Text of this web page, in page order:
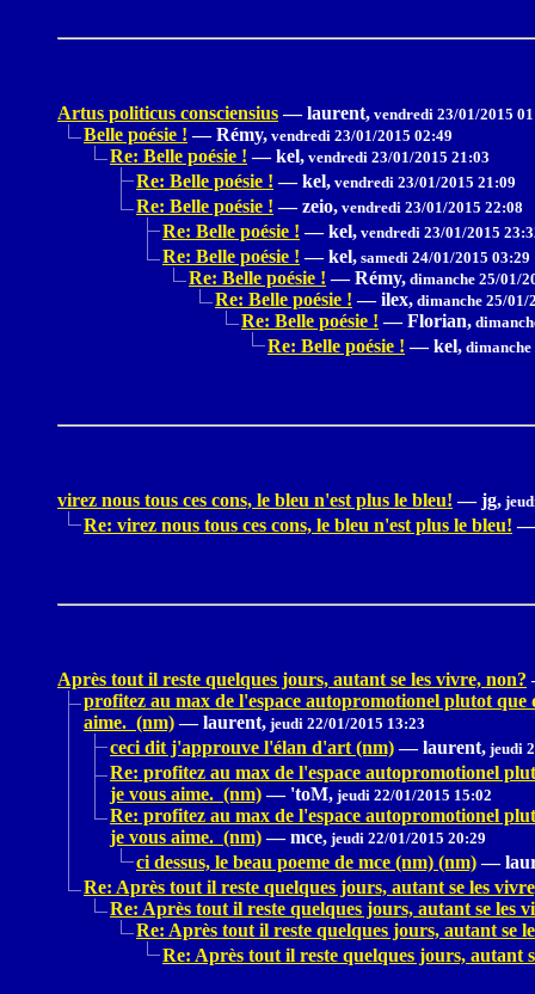
Artus politicus consciensius — laurent, vendredi 23/01/2015
Belle poésie ! — Rémy, vendredi 23/01/2015 02:49
Re: Belle poésie ! — kel, vendredi 23/01/2015 21:03
Re: Belle poésie ! — kel, vendredi 23/01/2015 21:09
Re: Belle poésie ! — zeio, vendredi 23/01/2015 22:08
Re: Belle poésie ! — kel, vendredi 23/01/2015
Re: Belle poésie ! — kel, samedi 24/01/2015 03:29
Re: Belle poésie ! — Rémy, dimanche 25/01/
Re: Belle poésie ! — ilex, dimanche 25/01/
Re: Belle poésie ! — Florian,
Re: Belle poésie ! — kel,
virez nous tous ces cons, le bleu n'est plus le bleu! — jg,
Re: virez nous tous ces cons, le bleu n'est plus le bleu! —
Après tout il reste quelques jours, autant se les vivre, non?
profitez au max de l'espace autopromotionel plutot
aime. (nm) — laurent, jeudi 22/01/2015 13:23
ceci dit j'approuve l'élan d'art (nm) — laurent, jeudi
Re: profitez au max de l'espace autopromotionel
je vous aime. (nm) — 'toM, jeudi 22/01/2015 15:02
Re: profitez au max de l'espace autopromotionel
je vous aime. (nm) — mce, jeudi 22/01/2015 20:29
ci dessus, le beau poeme de mce (nm) (nm) —
Re: Après tout il reste quelques jours, autant se les
Re: Après tout il reste quelques jours, autant se les
Re: Après tout il reste quelques jours, autant se
Re: Après tout il reste quelques jours, autant